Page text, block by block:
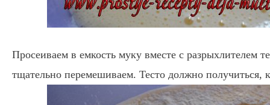
Просеиваем в емкость муку вместе с разрыхлителем
тщательно перемешиваем. Тесто должно получиться,